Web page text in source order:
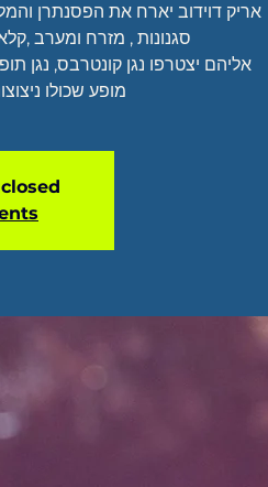
אריק דוידוב יארח את הפסנתרן
מופע שכולו